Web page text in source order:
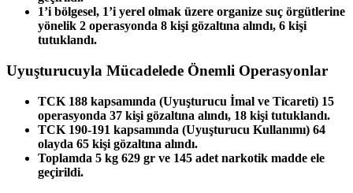
1’i bölgesel, 1’i yerel olmak üzere organize suç örgütlerine
yönelik 2 operasyonda 8 kişi gözaltına alındı, 6 kişi
tutuklandı.
Uyuşturucuyla Mücadelede Önemli Operasyonlar
TCK 188 kapsamında (Uyuşturucu İmal ve Ticareti) 15
operasyonda 37 kişi gözaltına alındı, 18 kişi tutuklandı.
TCK 190-191 kapsamında (Uyuşturucu Kullanımı) 64
olayda 65 kişi gözaltına alındı.
Toplamda 5 kg 629 gr ve 145 adet narkotik madde ele
geçirildi.